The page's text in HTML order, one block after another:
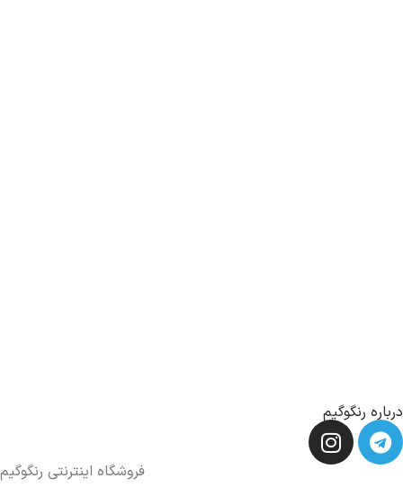
درباره رنگوگیم
فروشگاه اینترنتی رنگوگیم